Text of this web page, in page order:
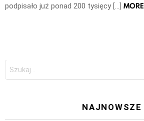
podpisało już ponad 200 tysięcy […] MORE
NAJNOWSZE